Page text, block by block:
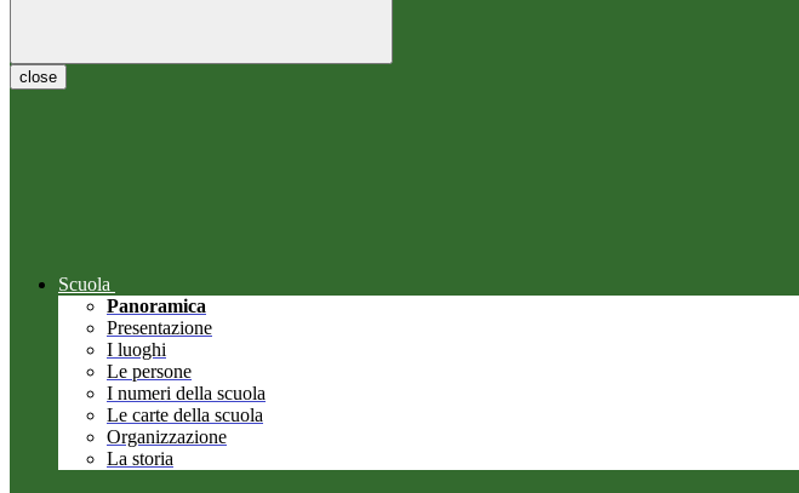
close
Scuola
Panoramica
Presentazione
I luoghi
Le persone
I numeri della scuola
Le carte della scuola
Organizzazione
La storia